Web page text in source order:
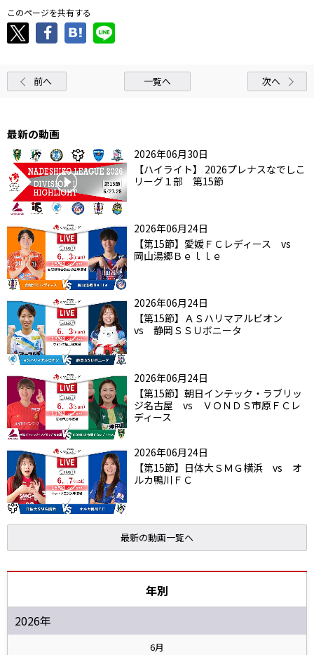
このページを共有する
前へ 一覧へ 次へ
最新の動画
2026年06月30日
【ハイライト】 2026プレナスなでしこ
リーグ１部 第15節
2026年06月24日
【第15節】愛媛ＦＣレディース vs
岡山湯郷Ｂｅｌｌｅ
2026年06月24日
【第15節】ＡＳハリマアルビオン
vs 静岡ＳＳＵボニータ
2026年06月24日
【第15節】朝日インテック・ラブリッ
ジ名古屋 vs ＶＯＮＤＳ市原ＦＣレ
ディース
2026年06月24日
【第15節】日体大ＳＭＧ横浜 vs オ
ルカ鴨川ＦＣ
最新の動画一覧へ
年別
2026年
6月